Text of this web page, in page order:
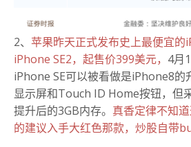
2、 苹果昨天正式发布史上最便宜
iPhone SE2，起售价399美元， 4月
iPhone SE可以被看做是iPhone8的
显示屏和Touch ID Home按钮，但
提升后的3GB内存。 真香定律不知
的建议入手大红色那款，炒股自带